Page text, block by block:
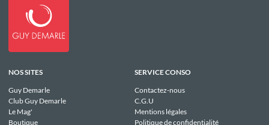
NOS SITES
Guy Demarle
Club Guy Demarle
Le Mag'
Boutique
SERVICE CONSO
Contactez-nous
C.G.U
Mentions légales
Politique de confidentialité